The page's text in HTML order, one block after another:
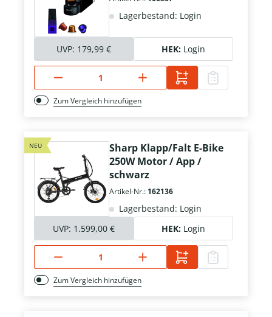
Lagerbestand: Login
UVP: 179,99 € HEK: Login
Zum Vergleich hinzufügen
NEU
Sharp Klapp/Falt E-Bike
250W Motor / App /
schwarz
Artikel-Nr.: 162136
Lagerbestand: Login
UVP: 1.599,00 € HEK: Login
Zum Vergleich hinzufügen